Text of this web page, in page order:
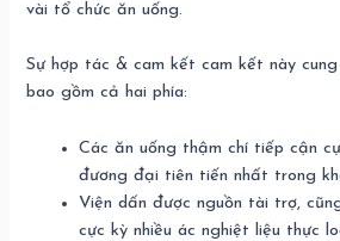
vài tổ chức ăn uống.
Sự hợp tác & cam kết cam kết này
bao gồm cả hai phía:
Các ăn uống thậm chí tiếp cận
đương đại tiên tiến nhất trong
Viện dấn được nguồn tài trợ,
cực kỳ nhiều ác nghiệt liệu thực